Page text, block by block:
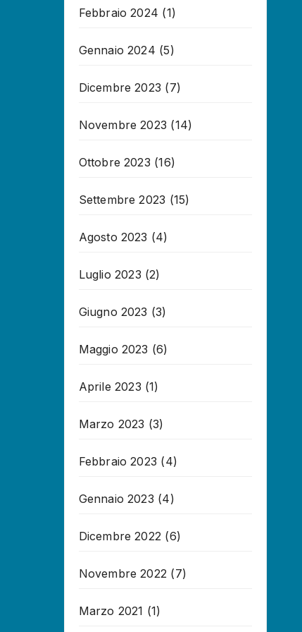
Febbraio 2024 (1)
Gennaio 2024 (5)
Dicembre 2023 (7)
Novembre 2023 (14)
Ottobre 2023 (16)
Settembre 2023 (15)
Agosto 2023 (4)
Luglio 2023 (2)
Giugno 2023 (3)
Maggio 2023 (6)
Aprile 2023 (1)
Marzo 2023 (3)
Febbraio 2023 (4)
Gennaio 2023 (4)
Dicembre 2022 (6)
Novembre 2022 (7)
Marzo 2021 (1)